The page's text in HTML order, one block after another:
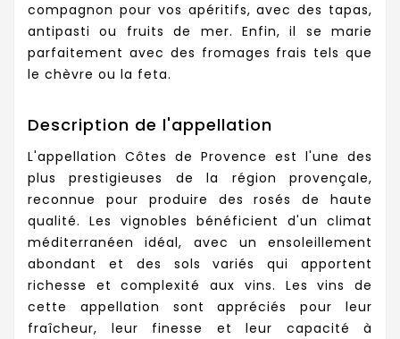
compagnon pour vos apéritifs, avec des tapas,
antipasti ou fruits de mer. Enfin, il se marie
parfaitement avec des fromages frais tels que
le chèvre ou la feta.
Description de l'appellation
L'appellation Côtes de Provence est l'une des
plus prestigieuses de la région provençale,
reconnue pour produire des rosés de haute
qualité. Les vignobles bénéficient d'un climat
méditerranéen idéal, avec un ensoleillement
abondant et des sols variés qui apportent
richesse et complexité aux vins. Les vins de
cette appellation sont appréciés pour leur
fraîcheur, leur finesse et leur capacité à